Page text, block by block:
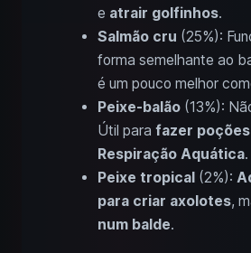
e atrair golfinhos.
Salmão cru (25%):
forma semelhante ao
é um pouco melhor
Peixe-balão (13%):
Útil para fazer
Respiração Aquática.
Peixe tropical (2%):
para criar axolotes,
num balde.